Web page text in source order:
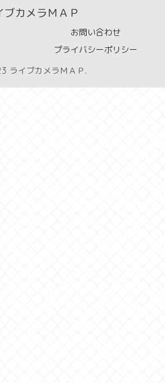
ブカメラＭＡＰ
お問い合わせ
プライバシーポリシー
ライブカメラＭＡＰ.